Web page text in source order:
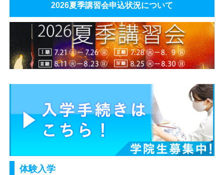
2026夏季講習会申込状況について
体験入学